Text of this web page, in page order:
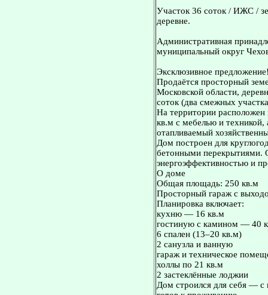
Участок 36 соток / ИЖС /
деревне.
Административная
муниципальный округ
Эксклюзивное
Продаётся просторный
Московской области,
соток (два смежных
На территории
кв.м с мебелью и техникой,
отапливаемый
Дом построен для
бетонными перекрытиями.
энергоэффективностью и
О доме
Общая площадь: 250 кв.м
Просторный гараж с
Планировка включает:
кухню — 16 кв.м
гостиную с камином — 40
6 спален (13–20 кв.м)
2 санузла и ванную
гараж и техническое
холлы по 21 кв.м
2 застеклённые лоджии
Дом строился для себя —